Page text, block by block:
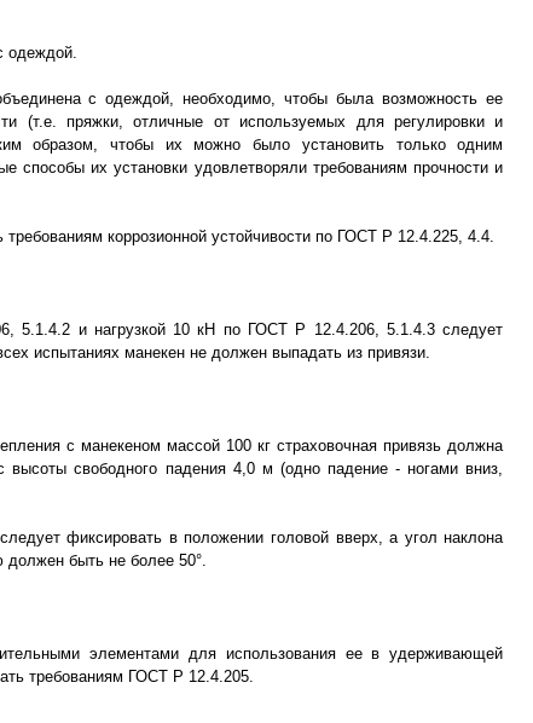
одеждой.
с одеждой, необходимо, чтобы была возможность ее
(т.е. пряжки, отличные от используемых для регулировки и
образом, чтобы их можно было установить только одним
способы их установки удовлетворяли требованиям прочности и
коррозионной устойчивости по ГОСТ Р 12.4.225, 4.4.
5.1.4.2 и нагрузкой 10 кН по ГОСТ Р 12.4.206, 5.1.4.3 следует
испытаниях манекен не должен выпадать из привязи.
с манекеном массой 100 кг страховочная привязь должна
высоты свободного падения 4,0 м (одно падение - ногами вниз,
фиксировать в положении головой вверх, а угол наклона
быть не более 50°.
элементами для использования ее в удерживающей
требованиям ГОСТ Р 12.4.205.